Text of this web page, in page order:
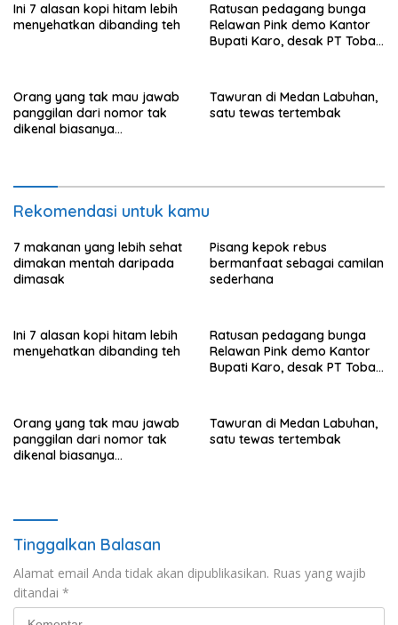
Ini 7 alasan kopi hitam lebih
menyehatkan dibanding teh
Ratusan pedagang bunga
Relawan Pink demo Kantor
Bupati Karo, desak PT Toba
Orang yang tak mau jawab
panggilan dari nomor tak
dikenal biasanya
Tawuran di Medan Labuhan,
satu tewas tertembak
Rekomendasi untuk kamu
7 makanan yang lebih sehat
dimakan mentah daripada
dimasak
Pisang kepok rebus
bermanfaat sebagai camilan
sederhana
Ini 7 alasan kopi hitam lebih
menyehatkan dibanding teh
Ratusan pedagang bunga
Relawan Pink demo Kantor
Bupati Karo, desak PT Toba
Orang yang tak mau jawab
panggilan dari nomor tak
dikenal biasanya
Tawuran di Medan Labuhan,
satu tewas tertembak
Tinggalkan Balasan
Alamat email Anda tidak akan dipublikasikan. Ruas yang wajib
ditandai *